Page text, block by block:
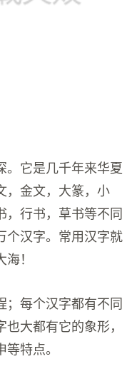
。它是几千年来华夏
，金文，大篆，小
，行书，草书等不同
个汉字。常用汉字就
！
；每个汉字都有不同
大都有它的象形，
特点。